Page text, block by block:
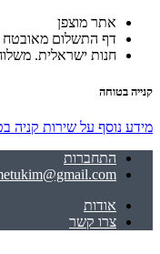
אתר מוצפן
דף התשלום מאובטח
חנות ישראלית.
קנייה בטוחה
מידע נוסף על שירות קניה
התחברות
אודות
צרו קשר